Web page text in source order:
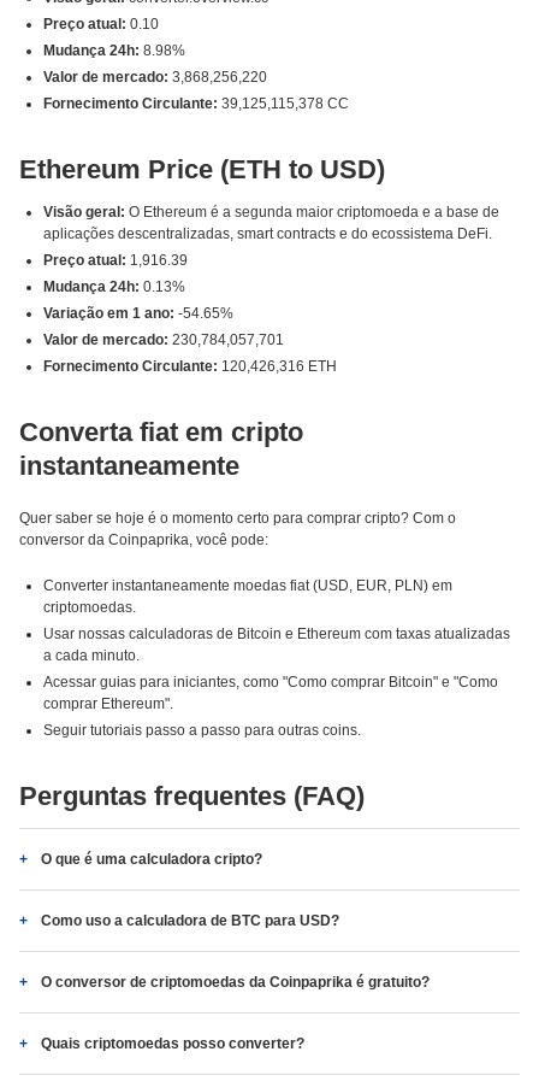
Preço atual: 0.10
Mudança 24h: 8.98%
Valor de mercado: 3,868,256,220
Fornecimento Circulante: 39,125,115,378 CC
Ethereum Price (ETH to USD)
Visão geral: O Ethereum é a segunda maior criptomoeda e a base de
aplicações descentralizadas, smart contracts e do ecossistema DeFi.
Preço atual: 1,916.39
Mudança 24h: 0.13%
Variação em 1 ano: -54.65%
Valor de mercado: 230,784,057,701
Fornecimento Circulante: 120,426,316 ETH
Converta fiat em cripto
instantaneamente
Quer saber se hoje é o momento certo para comprar cripto? Com o
conversor da Coinpaprika, você pode:
Converter instantaneamente moedas fiat (USD, EUR, PLN) em
criptomoedas.
Usar nossas calculadoras de Bitcoin e Ethereum com taxas atualizadas
a cada minuto.
Acessar guias para iniciantes, como "Como comprar Bitcoin" e "Como
comprar Ethereum".
Seguir tutoriais passo a passo para outras coins.
Perguntas frequentes (FAQ)
O que é uma calculadora cripto?
Como uso a calculadora de BTC para USD?
O conversor de criptomoedas da Coinpaprika é gratuito?
Quais criptomoedas posso converter?